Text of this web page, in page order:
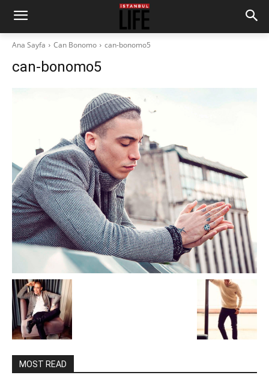
Ana Sayfa Can Bonomo can-bonomo5
can-bonomo5
MOST READ